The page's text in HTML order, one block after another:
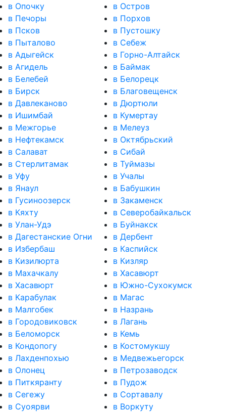
в Опочку
в Остров
в Печоры
в Порхов
в Псков
в Пустошку
в Пыталово
в Себеж
в Адыгейск
в Горно-Алтайск
в Агидель
в Баймак
в Белебей
в Белорецк
в Бирск
в Благовещенск
в Давлеканово
в Дюртюли
в Ишимбай
в Кумертау
в Межгорье
в Мелеуз
в Нефтекамск
в Октябрьский
в Салават
в Сибай
в Стерлитамак
в Туймазы
в Уфу
в Учалы
в Янаул
в Бабушкин
в Гусиноозерск
в Закаменск
в Кяхту
в Северобайкальск
в Улан-Удэ
в Буйнакск
в Дагестанские Огни
в Дербент
в Избербаш
в Каспийск
в Кизилюрта
в Кизляр
в Махачкалу
в Хасавюрт
в Хасавюрт
в Южно-Сухокумск
в Карабулак
в Магас
в Малгобек
в Назрань
в Городовиковск
в Лагань
в Беломорск
в Кемь
в Кондопогу
в Костомукшу
в Лахденпохью
в Медвежьегорск
в Олонец
в Петрозаводск
в Питкяранту
в Пудож
в Сегежу
в Сортавалу
в Суоярви
в Воркуту